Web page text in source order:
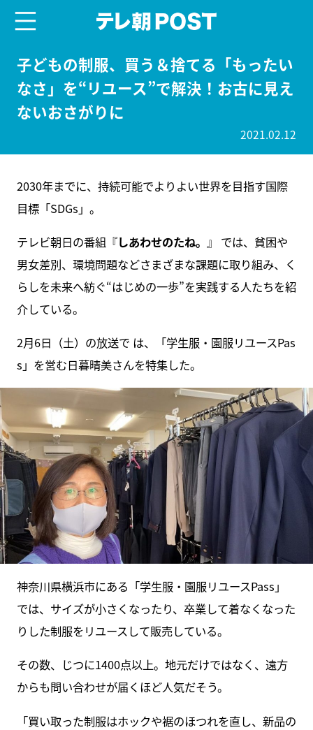
子どもの制服、買う＆捨てる「もったい
なさ」を“リユース”で解決！お古に見え
ないおさがりに
2021.02.12
2030年までに、持続可能でよりよい世界を目指す国際
目標「SDGs」。
テレビ朝日の番組『しあわせのたね。 』 では、貧困や
男女差別、環境問題などさまざまな課題に取り組み、く
らしを未来へ紡ぐ“はじめの一歩”を実践する人たちを紹
介している。
2月6日（土）の放送で は、「学生服・園服リユースPas
s」を営む日暮晴美さんを特集した。
神奈川県横浜市にある「学生服・園服リユースPass」
では、サイズが小さくなったり、卒業して着なくなった
りした制服をリユースして販売している。
その数、じつに1400点以上。地元だけではなく、遠方
からも問い合わせが届くほど人気だそう。
「買い取った制服はホックや裾のほつれを直し、新品の